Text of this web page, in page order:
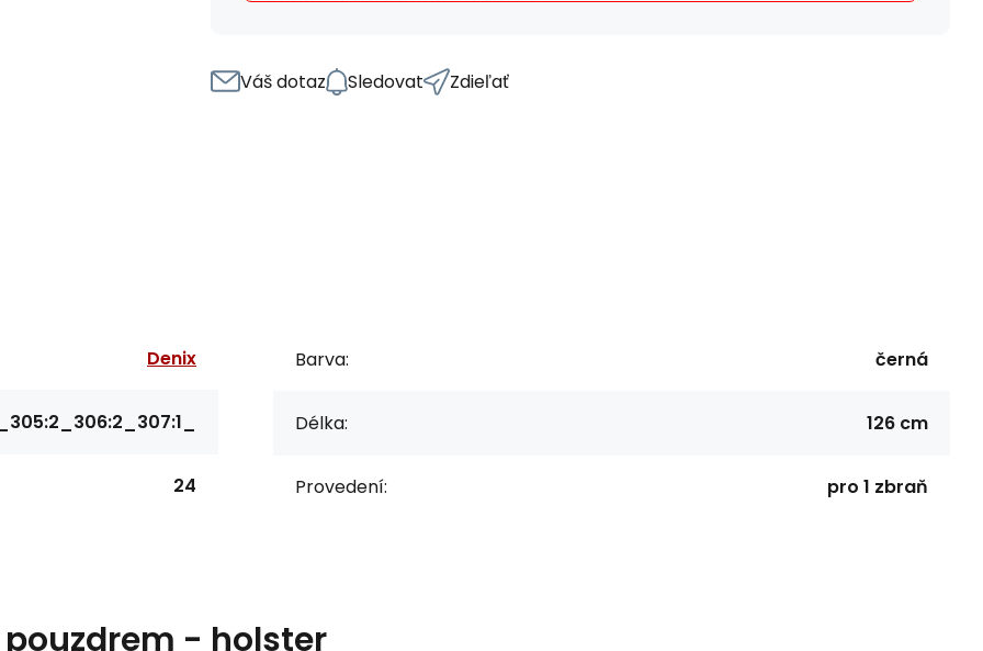
Váš dotaz Sledovat Zdieľať
Denix
24
Barva: černá
Délka: 126 cm
Provedení: pro 1 zbraň
- holster